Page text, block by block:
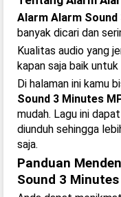
Alarm Alarm Sound
banyak dicari dan
Kualitas audio yang
kapan saja baik
Di halaman ini kamu
Sound 3 Minutes
mudah. Lagu ini
diunduh sehingga
saja.
Panduan
Sound 3 Minutes